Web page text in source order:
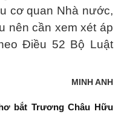
cơ quan Nhà nước,
nên cần xem xét áp
Điều 52 Bộ Luật
MINH ANH
bắt Trương Châu Hữu